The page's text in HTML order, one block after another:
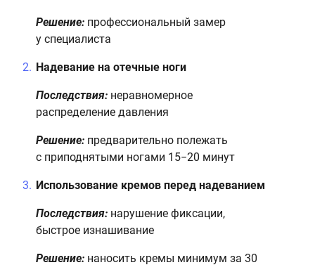
Решение: профессиональный замер
у специалиста
Надевание на отечные ноги
Последствия: неравномерное
распределение давления
Решение: предварительно полежать
с приподнятыми ногами 15−20 минут
Использование кремов перед надеванием
Последствия: нарушение фиксации,
быстрое изнашивание
Решение: наносить кремы минимум за 30